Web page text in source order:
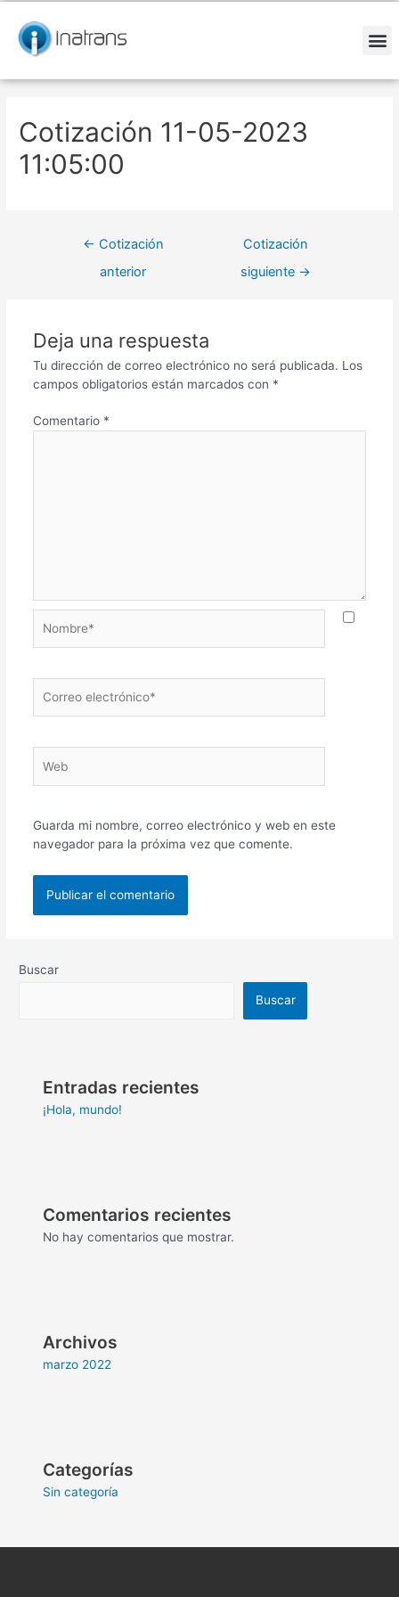
contenido
Cotización 11-05-2023
11:05:00
de
entradas
← Cotización
anterior
Cotización
siguiente →
Deja una respuesta
Tu dirección de correo electrónico no será publicada. Los
campos obligatorios están marcados con *
Comentario *
electrónico*
Guarda mi nombre, correo electrónico y web en este
navegador para la próxima vez que comente.
Buscar
Buscar
Entradas recientes
¡Hola, mundo!
Comentarios recientes
No hay comentarios que mostrar.
Archivos
marzo 2022
Categorías
Sin categoría